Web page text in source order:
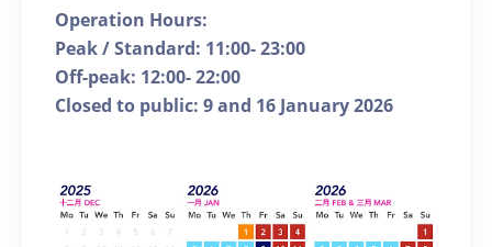
Operation Hours:
Peak / Standard: 11:00- 23:00
Off-peak: 12:00- 22:00
Closed to public: 9 and 16 January 2026